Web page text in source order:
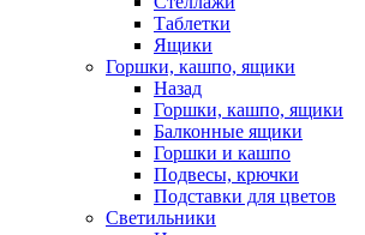
Таблетки
Ящики
Горшки, кашпо, ящики
Назад
Горшки, кашпо, ящики
Балконные ящики
Горшки и кашпо
Подвесы, крючки
Подставки для цветов
Светильники